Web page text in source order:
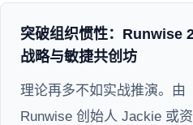
突破组织惯性：Runwise
战略与敏捷共创坊
理论再多不如实战推演。由
Runwise 创始人 Jackie 或